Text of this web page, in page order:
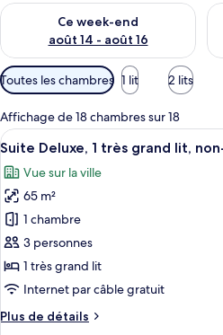
Ce week-end
août 14 - août 16
Vérifier la disponibilité pour ce
Filtres
disponibles
pour
les
chambres
Toutes les chambres 1 lit 2 lits
Affichage de 18 chambres sur 18
Afficher
toutes
les
photos
pour
ce
type
de
chambre :
Suite
15
Suite Deluxe, 1 très grand lit,
Vue sur la ville
65 m²
1 chambre
3 personnes
1 très grand lit
Internet par câble gratuit
Plus de détails
Plus